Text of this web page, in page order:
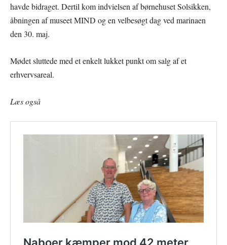
havde bidraget. Dertil kom indvielsen af børnehuset Solsikken,
åbningen af museet MIND og en velbesøgt dag ved marinaen
den 30. maj.
Mødet sluttede med et enkelt lukket punkt om salg af et
erhvervsareal.
Læs også